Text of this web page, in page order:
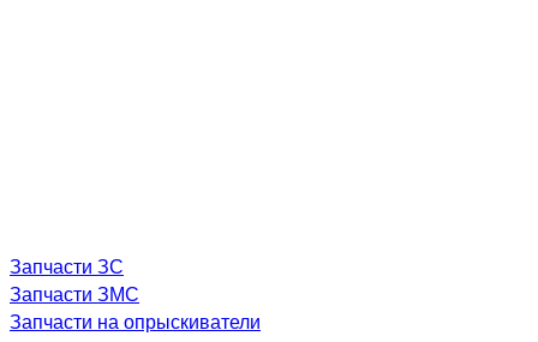
Запчасти ЗС
Запчасти ЗМС
Запчасти на опрыскиватели